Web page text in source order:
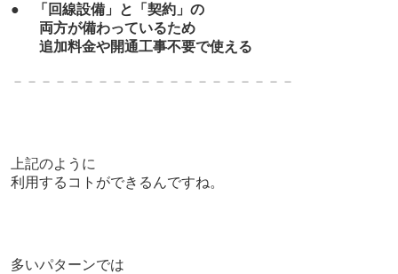
●
「回線設備」と「契約」の
両方が備わっているため
追加料金や開通工事不要で使える
－－－－－－－－－－－－－－－－－－－－
上記のように
利用するコトができるんですね。
多いパターンでは